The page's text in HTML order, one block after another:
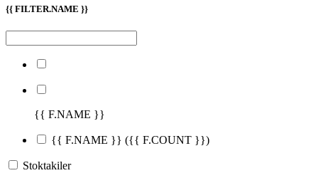
{{ FILTER.NAME }}
{{ F.NAME }}
{{ F.NAME }} ({{ F.COUNT }})
Stoktakiler